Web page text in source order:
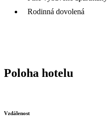
Rodinná dovolená
Poloha hotelu
Vzdálenost